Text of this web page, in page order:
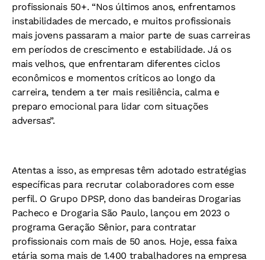
profissionais 50+. “Nos últimos anos, enfrentamos
instabilidades de mercado, e muitos profissionais
mais jovens passaram a maior parte de suas carreiras
em períodos de crescimento e estabilidade. Já os
mais velhos, que enfrentaram diferentes ciclos
econômicos e momentos críticos ao longo da
carreira, tendem a ter mais resiliência, calma e
preparo emocional para lidar com situações
adversas”.
Atentas a isso, as empresas têm adotado estratégias
específicas para recrutar colaboradores com esse
perfil. O Grupo DPSP, dono das bandeiras Drogarias
Pacheco e Drogaria São Paulo, lançou em 2023 o
programa Geração Sênior, para contratar
profissionais com mais de 50 anos. Hoje, essa faixa
etária soma mais de 1.400 trabalhadores na empresa